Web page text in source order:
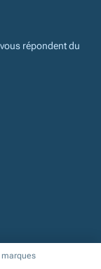
répondent du
CGV
marques